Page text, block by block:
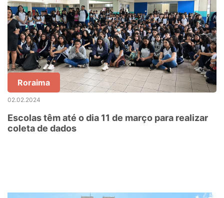
Roraima
02.02.2024
Escolas têm até o dia 11 de março para realizar
coleta de dados